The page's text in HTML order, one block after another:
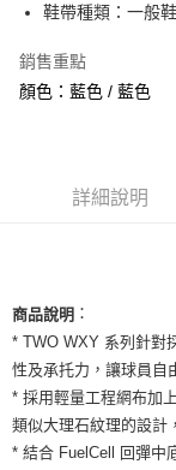
上海商業儲蓄銀行
臺灣中小企業銀行
匯豐（台灣）商業銀
台新國際商業銀行
LINE Pay
Apple Pay
街口支付
全盈+PAY
AFTEE先享後付是「
便利好安心！
１．簡單：不需註冊會
２．便利：只要手機號
３．安心：先確認商
【「AFTEE先享後付」
ATM付款
運送方式
全家取貨付款
每筆NT$60，滿
鞋帶種類：一般
銷售重點
顏色：藍色 / 藍色
詳細說明
商品說明 ：
* TWO WXY 系列針對
性及承托力，讓球員自
* 採用輕量工程網布加
類似大理石紋理的設計
* 結合 FuelCell 回彈中